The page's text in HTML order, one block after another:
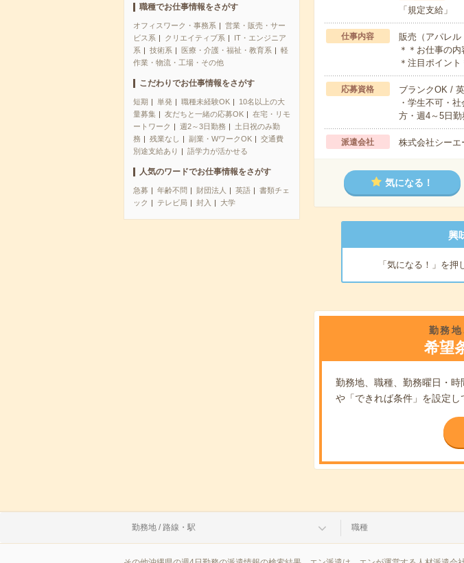
職種でお仕事情報をさがす
オフィスワーク・事務系
営業・販売・サー
ビス系
クリエイティブ系
IT・エンジニア
系
技術系 医療・介護・福祉・教育系
軽
作業・物流・工場・その他
こだわりでお仕事情報をさがす
短期 単発 職種未経験OK
10名以上の大
量募集
友だちと一緒の応募OK
在宅・リモ
ートワーク
週2～3日勤務
土日祝のみ勤
務
残業なし 副業・WワークOK
交通費
別途支給あり
語学力が活かせる
人気のワードでお仕事情報をさがす
急募 年齢不問 財団法人 英語
書類チェ
ック
テレビ局 封入 大学
「規定支給」
仕事内容
販売（アパレル
＊＊お仕事の
＊注目ポイン
応募資格
ブランクOK /
・学生不可・
方・週4～5日
派遣会社 株式会社シーエ
気になる！
興
「気になる！」を押
勤務
希望
勤務地、職種、勤務曜日・時
や「できれば条件」を設定
勤務地 / 路線・駅 職種